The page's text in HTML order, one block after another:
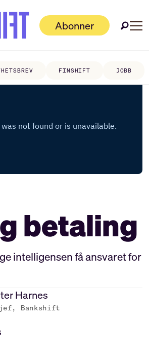
Abonner
FINSHIFT JOBB
betaling
intelligensen få ansvaret for
Harnes
Bankshift